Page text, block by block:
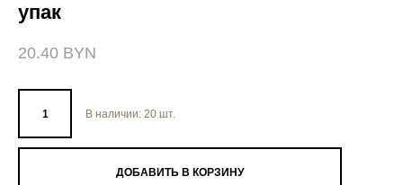
упак
20.40 BYN
В наличии: 20 шт.
ДОБАВИТЬ В КОРЗИНУ